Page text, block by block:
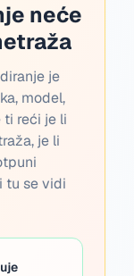
neće
je
model,
ti reći je li
je li
tu se vidi